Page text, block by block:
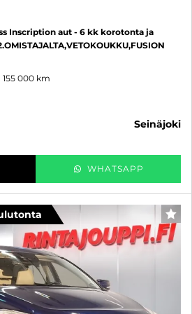
Inscription aut - 6 kk korotonta ja
000 km
seinäjoki
WHATSAPP